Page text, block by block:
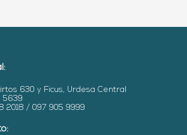
630 y Ficus, Urdesa Central
5639
2018 / 097 905 9999